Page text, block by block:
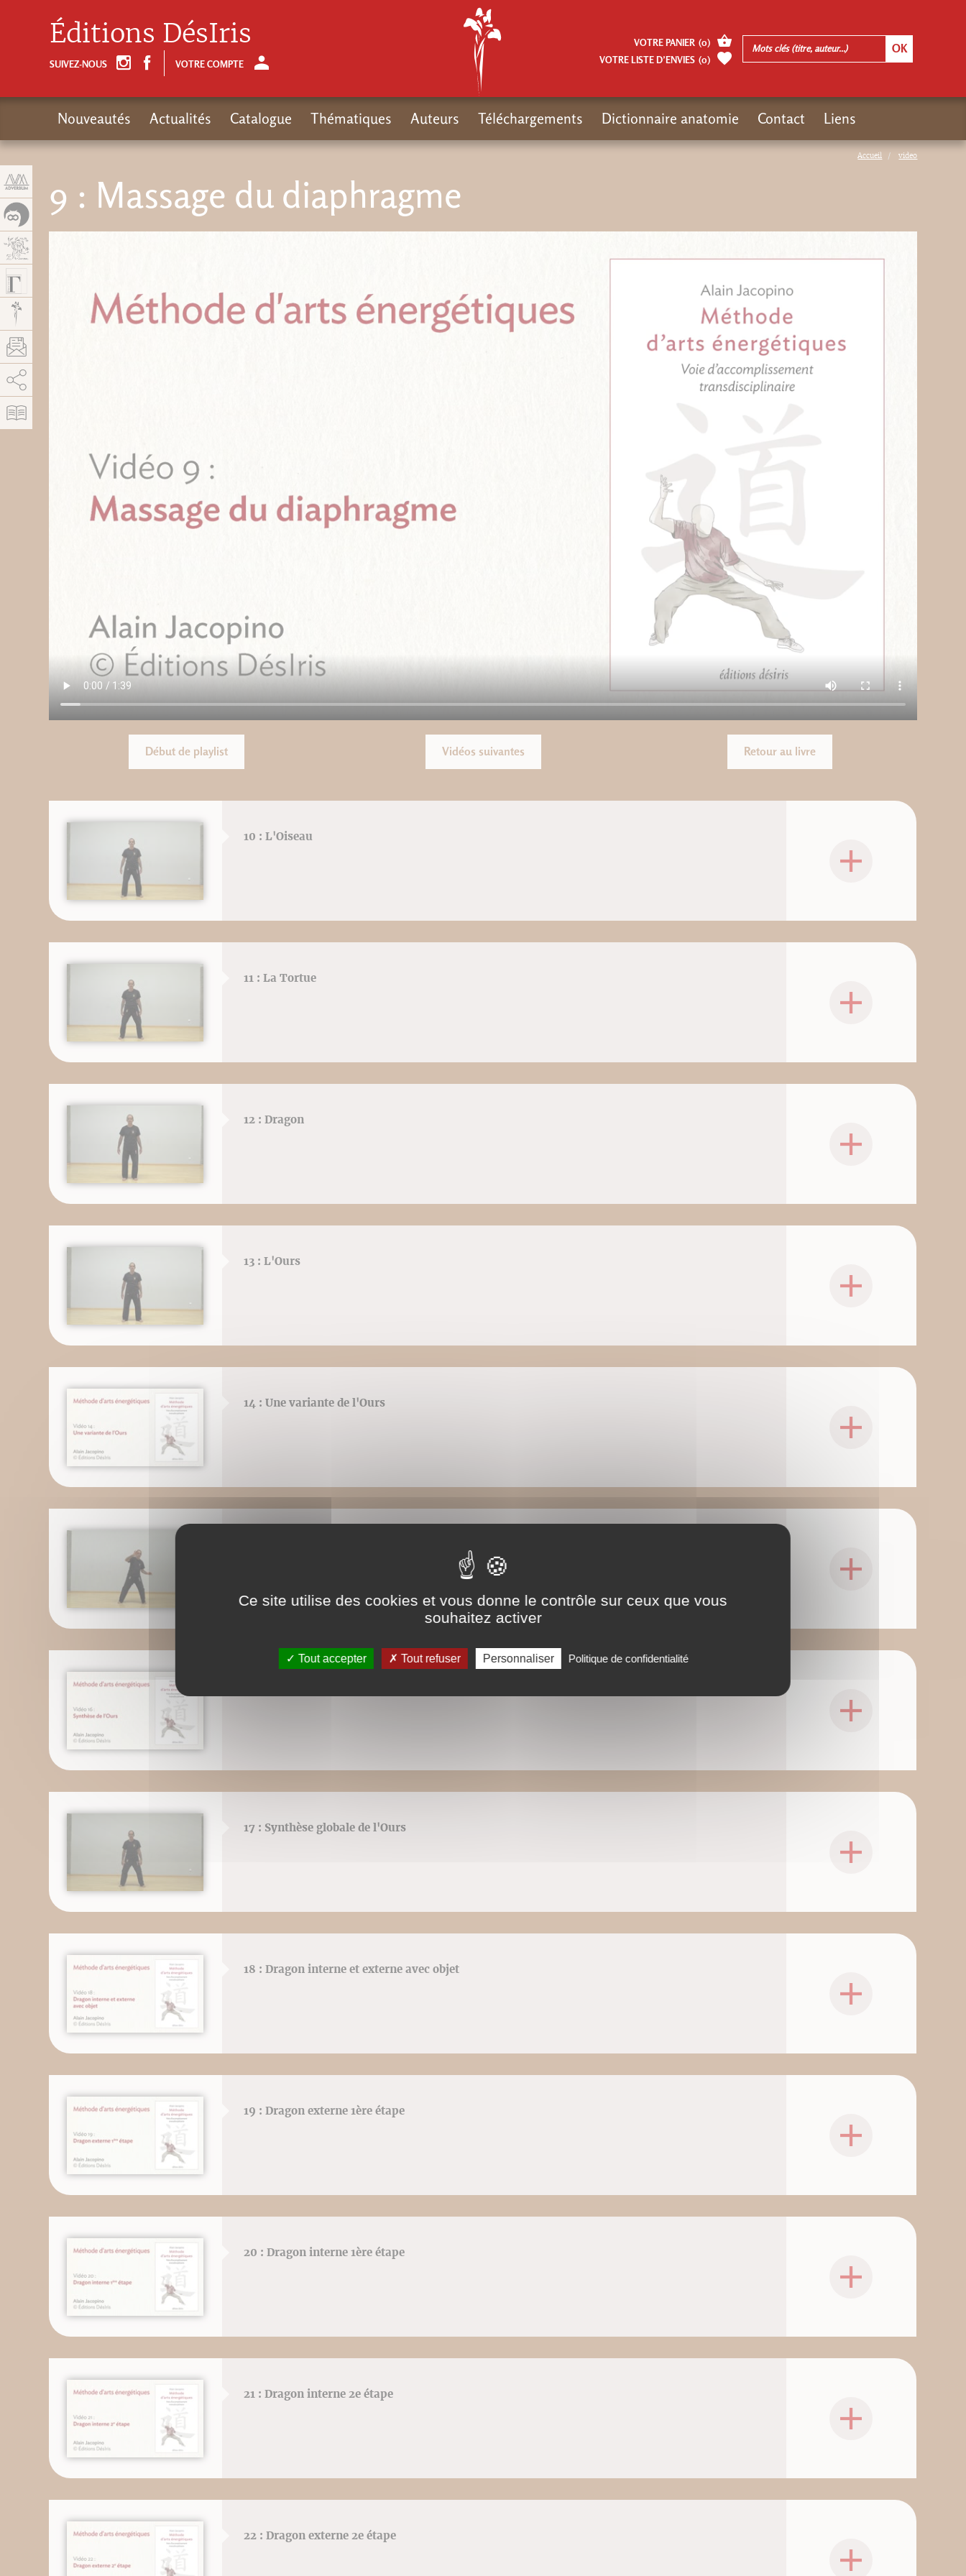
Accueil video
9 : Massage du diaphragme
Début de playlist Vidéos suivantes Retour au livre
10 : L'Oiseau
11 : La Tortue
12 : Dragon
13 : L'Ours
14 : Une variante de l'Ours
17 : Synthèse globale de l'Ours
18 : Dragon interne et externe avec objet
19 : Dragon externe 1ère étape
20 : Dragon interne 1ère étape
21 : Dragon interne 2e étape
22 : Dragon externe 2e étape
Éditions DésIris
SUIVEZ-NOUS VOTRE COMPTE
VOTRE PANIER (0)
VOTRE LISTE D’ENVIES (0)
Nouveautés Actualités Catalogue Thématiques Auteurs Téléchargements Dictionnaire anatomie Contact Liens
Ce site utilise des cookies et vous donne le contrôle sur ceux que vous
souhaitez activer
Tout accepter Tout refuser Personnaliser Politique de confidentialité